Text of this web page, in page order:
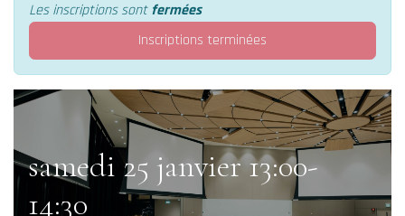
Les inscriptions sontfermées
Inscriptions terminées
samedi 25 janvier 13:00-
14:30